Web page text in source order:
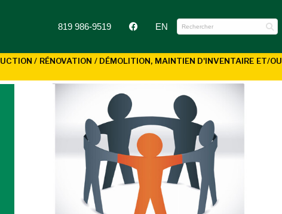
819 986-9519 EN
/ RÉNOVATION / DÉMOLITION, MAINTIEN D'INVENTAIRE ET/OU